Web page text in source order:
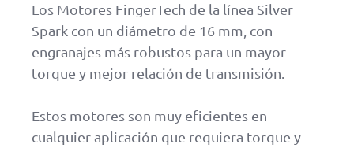
Los Motores FingerTech de la línea Silver
Spark con un diámetro de 16 mm, con
engranajes más robustos para un mayor
torque y mejor relación de transmisión.
Estos motores son muy eficientes en
cualquier aplicación que requiera torque y